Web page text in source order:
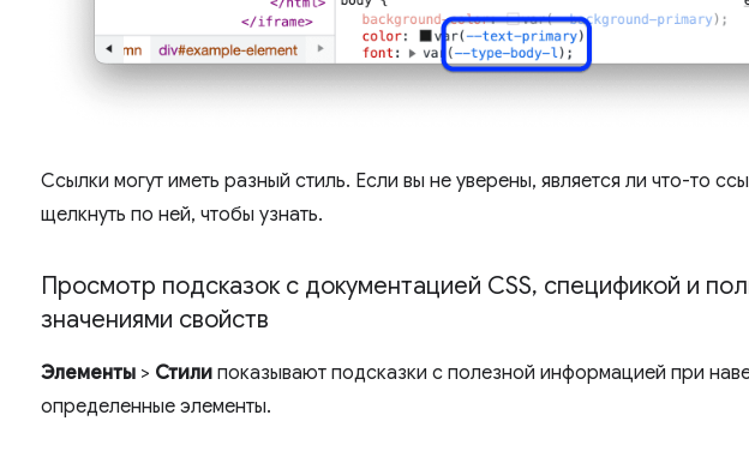
Ссылки могут иметь разный стиль. Если вы не уверены, является ли что-то
щелкнуть по ней, чтобы узнать.
Просмотр подсказок с документацией CSS, спецификой и
значениями свойств
Элементы > Стили показывают подсказки с полезной информацией при
определенные элементы.